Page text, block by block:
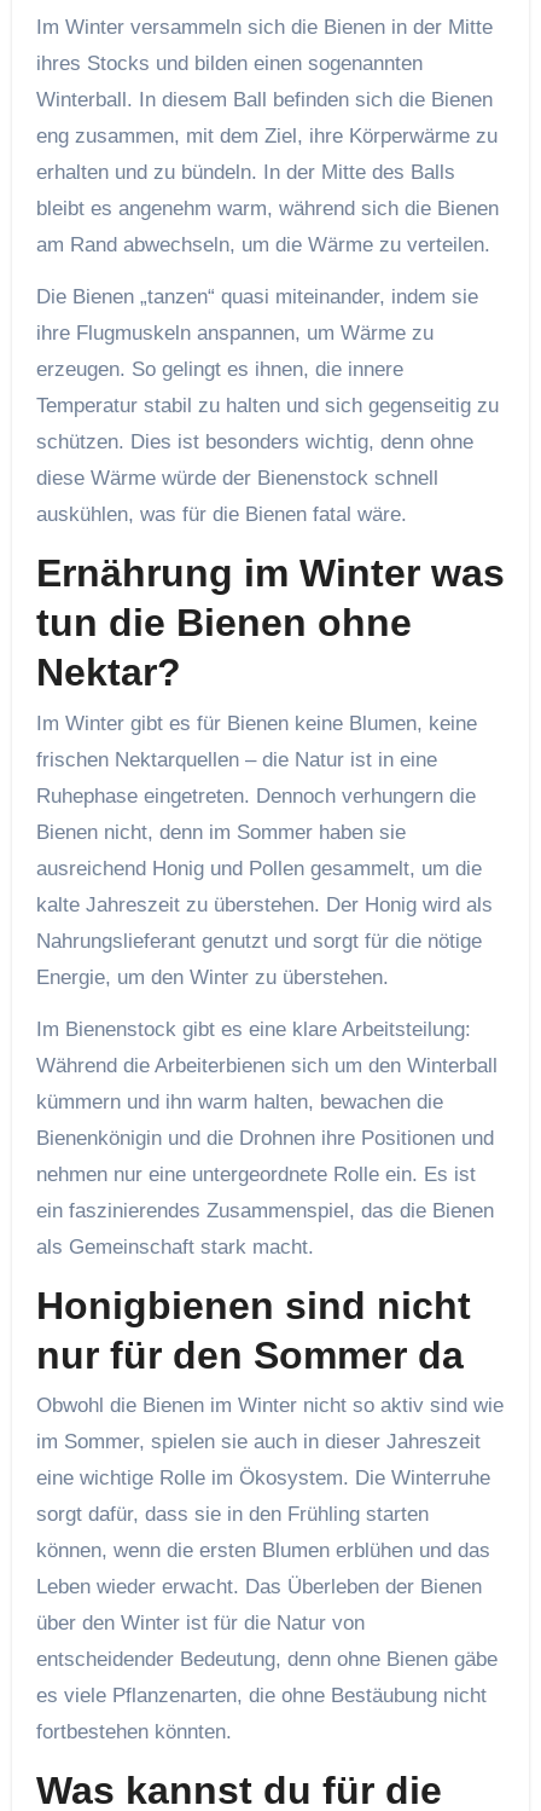
Im Winter versammeln sich die Bienen in der Mitte
ihres Stocks und bilden einen sogenannten
Winterball. In diesem Ball befinden sich die Bienen
eng zusammen, mit dem Ziel, ihre Körperwärme zu
erhalten und zu bündeln. In der Mitte des Balls
bleibt es angenehm warm, während sich die Bienen
am Rand abwechseln, um die Wärme zu verteilen.
Die Bienen „tanzen“ quasi miteinander, indem sie
ihre Flugmuskeln anspannen, um Wärme zu
erzeugen. So gelingt es ihnen, die innere
Temperatur stabil zu halten und sich gegenseitig zu
schützen. Dies ist besonders wichtig, denn ohne
diese Wärme würde der Bienenstock schnell
auskühlen, was für die Bienen fatal wäre.
Ernährung im Winter was
tun die Bienen ohne
Nektar?
Im Winter gibt es für Bienen keine Blumen, keine
frischen Nektarquellen – die Natur ist in eine
Ruhephase eingetreten. Dennoch verhungern die
Bienen nicht, denn im Sommer haben sie
ausreichend Honig und Pollen gesammelt, um die
kalte Jahreszeit zu überstehen. Der Honig wird als
Nahrungslieferant genutzt und sorgt für die nötige
Energie, um den Winter zu überstehen.
Im Bienenstock gibt es eine klare Arbeitsteilung:
Während die Arbeiterbienen sich um den Winterball
kümmern und ihn warm halten, bewachen die
Bienenkönigin und die Drohnen ihre Positionen und
nehmen nur eine untergeordnete Rolle ein. Es ist
ein faszinierendes Zusammenspiel, das die Bienen
als Gemeinschaft stark macht.
Honigbienen sind nicht
nur für den Sommer da
Obwohl die Bienen im Winter nicht so aktiv sind wie
im Sommer, spielen sie auch in dieser Jahreszeit
eine wichtige Rolle im Ökosystem. Die Winterruhe
sorgt dafür, dass sie in den Frühling starten
können, wenn die ersten Blumen erblühen und das
Leben wieder erwacht. Das Überleben der Bienen
über den Winter ist für die Natur von
entscheidender Bedeutung, denn ohne Bienen gäbe
es viele Pflanzenarten, die ohne Bestäubung nicht
fortbestehen könnten.
Was kannst du für die